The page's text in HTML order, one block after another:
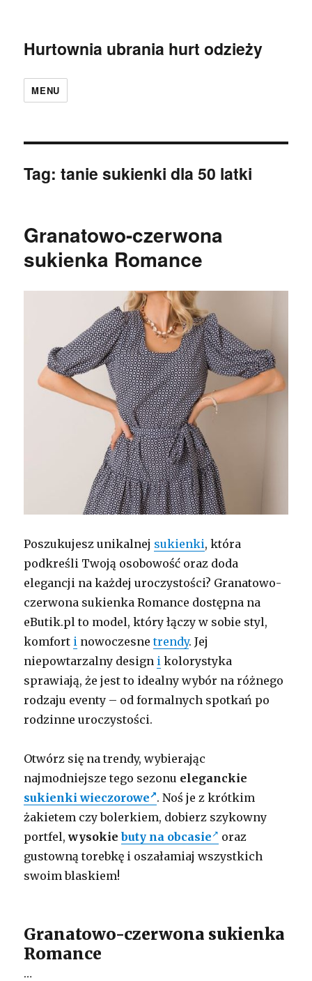
Hurtownia ubrania hurt odzieży
MENU
Tag:tanie sukienki dla 50 latki
Granatowo-czerwona
sukienka Romance
Poszukujesz unikalnej sukienki, która
podkreśli Twoją osobowość oraz doda
elegancji na każdej uroczystości? Granatowo-
czerwona sukienka Romance dostępna na
eButik.pl to model, który łączy w sobie styl,
komfort i nowoczesnetrendy. Jej
niepowtarzalny design i kolorystyka
sprawiają, że jest to idealny wybór na różnego
rodzaju eventy – od formalnych spotkań po
rodzinne uroczystości.
Otwórz się na trendy, wybierając
najmodniejsze tego sezonu eleganckie
sukienki wieczorowe . Noś je z krótkim
żakietem czy bolerkiem, dobierz szykowny
portfel,wysokiebuty na obcasie
oraz
gustowną torebkę i oszałamiaj wszystkich
swoim blaskiem!
Granatowo-czerwona sukienka
Romance
…